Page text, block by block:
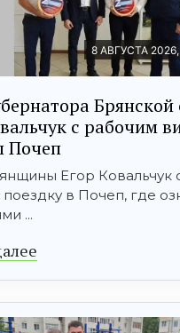
8 АВГУСТА 2026,
Брянской
с рабочим
Почеп
Егор Ковальчук
в Почеп, где
...